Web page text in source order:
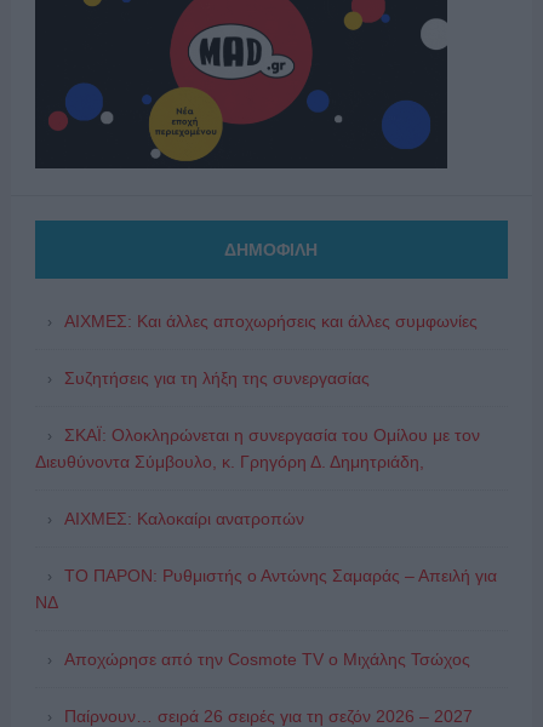
ΔΗΜΟΦΙΛΗ
ΑΙΧΜΕΣ: Και άλλες αποχωρήσεις και άλλες συμφωνίες
Συζητήσεις για τη λήξη της συνεργασίας
ΣΚΑΪ: Ολοκληρώνεται η συνεργασία του Ομίλου με τον
Διευθύνοντα Σύμβουλο, κ. Γρηγόρη Δ. Δημητριάδη,
ΑΙΧΜΕΣ: Καλοκαίρι ανατροπών
ΤΟ ΠΑΡΟΝ: Ρυθμιστής ο Αντώνης Σαμαράς – Απειλή για
ΝΔ
Αποχώρησε από την Cosmote TV o Μιχάλης Τσώχος
Παίρνουν… σειρά 26 σειρές για τη σεζόν 2026 – 2027